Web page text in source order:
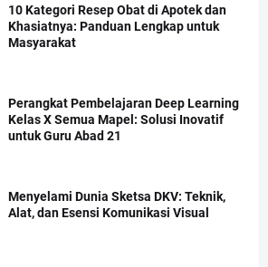
10 Kategori Resep Obat di Apotek dan
Khasiatnya: Panduan Lengkap untuk
Masyarakat
Perangkat Pembelajaran Deep Learning
Kelas X Semua Mapel: Solusi Inovatif
untuk Guru Abad 21
Menyelami Dunia Sketsa DKV: Teknik,
Alat, dan Esensi Komunikasi Visual